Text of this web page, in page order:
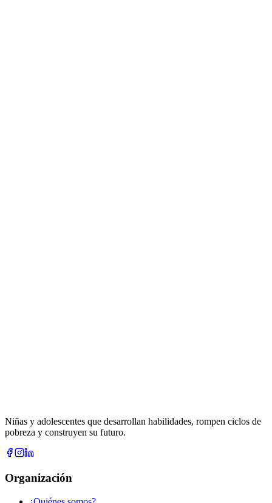
Niñas y adolescentes que desarrollan habilidades, rompen ciclos de
pobreza y construyen su futuro.
Organización